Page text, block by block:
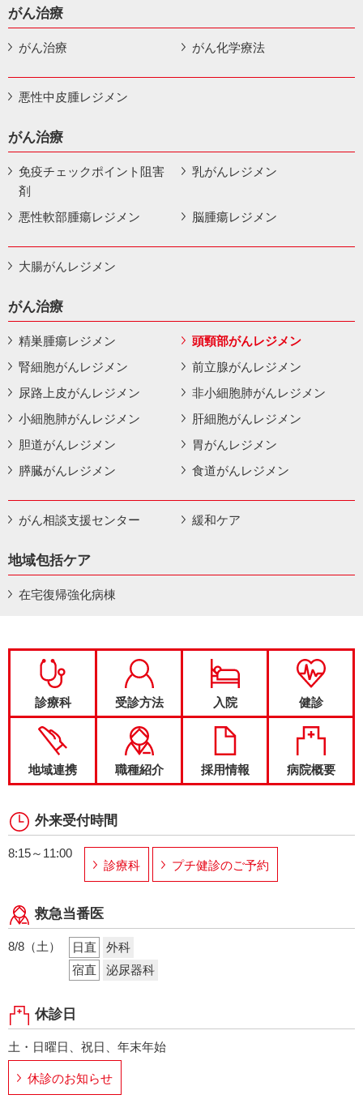
がん治療
がん治療 がん化学療法
悪性中皮腫レジメン
がん治療
免疫チェックポイント阻害
剤
乳がんレジメン
悪性軟部腫瘍レジメン 脳腫瘍レジメン
大腸がんレジメン
がん治療
精巣腫瘍レジメン
頭頸部がんレジメン
腎細胞がんレジメン
前立腺がんレジメン
尿路上皮がんレジメン
非小細胞肺がんレジメン
小細胞肺がんレジメン
肝細胞がんレジメン
胆道がんレジメン
胃がんレジメン
膵臓がんレジメン
食道がんレジメン
がん相談支援センター 緩和ケア
地域包括ケア
在宅復帰強化病棟
診療科 受診方法 入院 健診
地域連携 職種紹介 採用情報 病院概要
外来受付時間
8:15～11:00
診療科
プチ健診のご予約
救急当番医
8/8（土） 日直
外科
宿直
泌尿器科
休診日
土・日曜日、祝日、年末年始
休診のお知らせ